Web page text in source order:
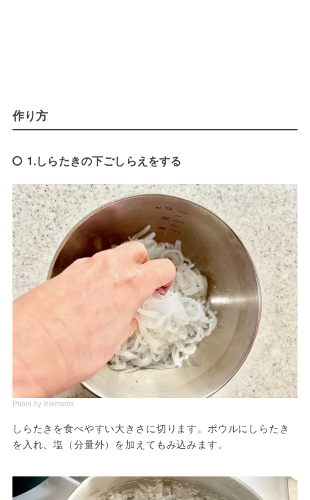
作り方
1.しらたきの下ごしらえをする
Photo by leiamama
しらたきを食べやすい大きさに切ります。ボウルにしらたき
を入れ、塩（分量外）を加えてもみ込みます。